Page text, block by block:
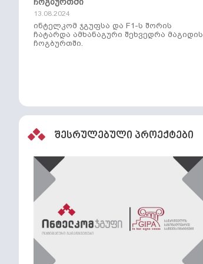
13.08.2024
ინტელკომ ჯგუფსა და F1-ს შორის
ჩატარდა ამხანაგური შეხვედრა მაგიდის
ჩოგბურთში.
შესრულებული პროექტები